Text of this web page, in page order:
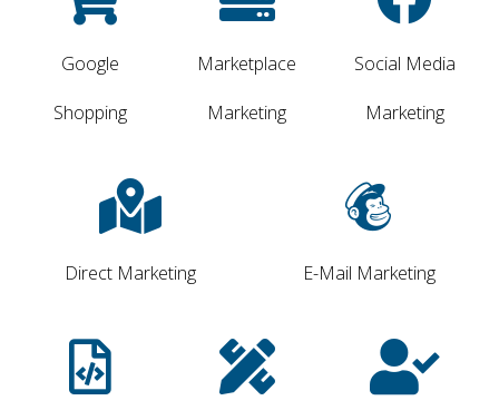
Google
Shopping
Marketplace
Marketing
Social Media
Marketing
Direct Marketing E-Mail Marketing